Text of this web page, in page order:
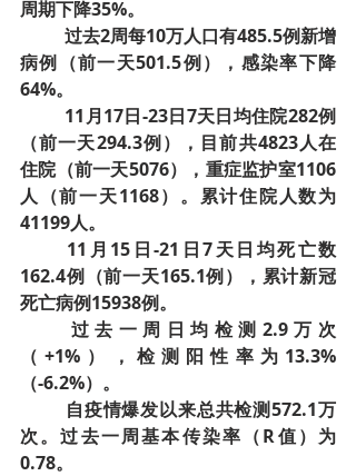
周期下降35%。­
过去2周每10万人口有485.5例新增
病例（前一天501.5例），感染率下降
64%。
11月17日-23日7天日均住院282例
（前一天294.3例），目前共4823人在
住院（前一天5076），重症监护室1106
人（前一天1168）。累计住院人数为
41199人。
11月15日-21日7天日均死亡数
162.4例（前一天165.1例），累计新冠
死亡病例15938例。
过去一周日均检测2.9万次
（+1%），检测阳性率为13.3%
（-6.2%）。
自疫情爆发以来总共检测572.1万
次。过去一周基本传染率（R值）为
0.78。